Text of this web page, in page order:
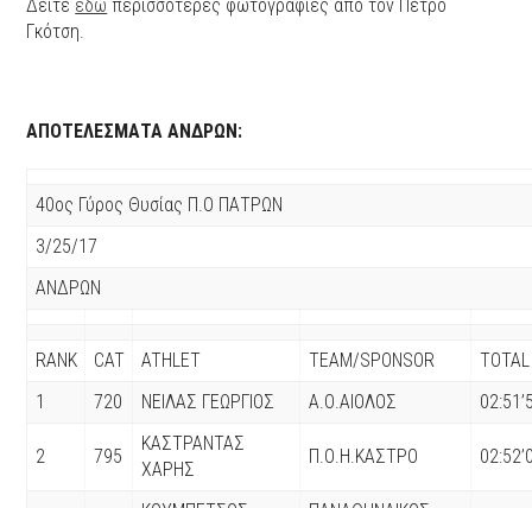
Δείτε εδώ περισσότερες φωτογραφίες από τον Πέτρο
Γκότση.
ΑΠΟΤΕΛΕΣΜΑΤΑ ΑΝΔΡΩΝ:
40ος Γύρος Θυσίας Π.Ο ΠΑΤΡΩΝ
3/25/17
ΑΝΔΡΩΝ
RANK CAT ATHLET TEAM/SPONSOR
1
720 ΝΕΙΛΑΣ ΓΕΩΡΓΙΟΣ Α.Ο.ΑΙΟΛΟΣ
2 795
ΚΑΣΤΡΑΝΤΑΣ
ΧΑΡΗΣ
Π.Ο.Η.ΚΑΣΤΡΟ